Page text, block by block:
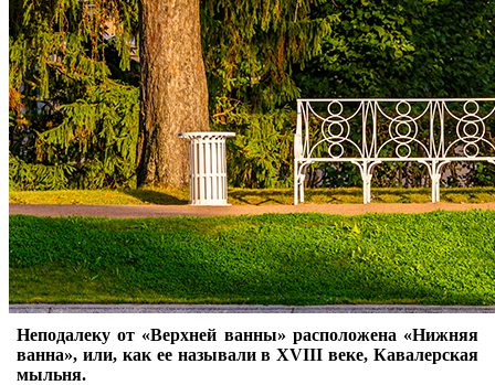
Неподалеку от «Верхней ванны» расположена «Нижняя
ванна», или, как ее называли в XVIII веке, Кавалерская
мыльня.